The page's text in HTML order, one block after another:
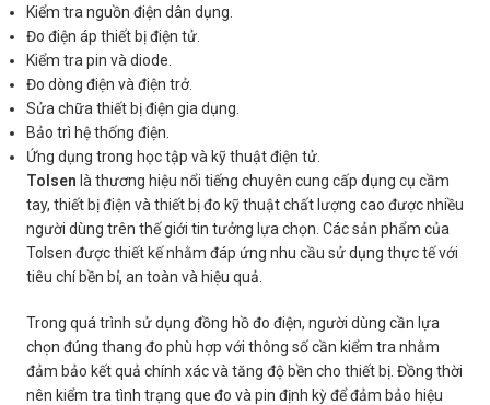
Kiểm tra nguồn điện dân dụng.
Đo điện áp thiết bị điện tử.
Kiểm tra pin và diode.
Đo dòng điện và điện trở.
Sửa chữa thiết bị điện gia dụng.
Bảo trì hệ thống điện.
Ứng dụng trong học tập và kỹ thuật điện tử.
Tolsen là thương hiệu nổi tiếng chuyên cung cấp dụng cụ cầm
tay, thiết bị điện và thiết bị đo kỹ thuật chất lượng cao được nhiều
người dùng trên thế giới tin tưởng lựa chọn. Các sản phẩm của
Tolsen được thiết kế nhằm đáp ứng nhu cầu sử dụng thực tế với
tiêu chí bền bỉ, an toàn và hiệu quả.
Trong quá trình sử dụng đồng hồ đo điện, người dùng cần lựa
chọn đúng thang đo phù hợp với thông số cần kiểm tra nhằm
đảm bảo kết quả chính xác và tăng độ bền cho thiết bị. Đồng thời
nên kiểm tra tình trạng que đo và pin định kỳ để đảm bảo hiệu